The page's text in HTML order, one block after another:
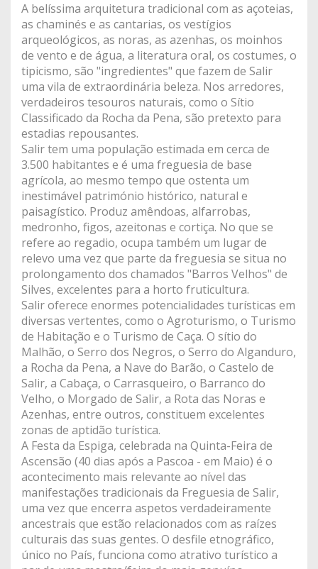
A belíssima arquitetura tradicional com as açoteias,
as chaminés e as cantarias, os vestígios
arqueológicos, as noras, as azenhas, os moinhos
de vento e de água, a literatura oral, os costumes, o
tipicismo, são "ingredientes" que fazem de Salir
uma vila de extraordinária beleza. Nos arredores,
verdadeiros tesouros naturais, como o Sítio
Classificado da Rocha da Pena, são pretexto para
estadias repousantes.
Salir tem uma população estimada em cerca de
3.500 habitantes e é uma freguesia de base
agrícola, ao mesmo tempo que ostenta um
inestimável património histórico, natural e
paisagístico. Produz amêndoas, alfarrobas,
medronho, figos, azeitonas e cortiça. No que se
refere ao regadio, ocupa também um lugar de
relevo uma vez que parte da freguesia se situa no
prolongamento dos chamados "Barros Velhos" de
Silves, excelentes para a horto fruticultura.
Salir oferece enormes potencialidades turísticas em
diversas vertentes, como o Agroturismo, o Turismo
de Habitação e o Turismo de Caça. O sítio do
Malhão, o Serro dos Negros, o Serro do Alganduro,
a Rocha da Pena, a Nave do Barão, o Castelo de
Salir, a Cabaça, o Carrasqueiro, o Barranco do
Velho, o Morgado de Salir, a Rota das Noras e
Azenhas, entre outros, constituem excelentes
zonas de aptidão turística.
A Festa da Espiga, celebrada na Quinta-Feira de
Ascensão (40 dias após a Pascoa - em Maio) é o
acontecimento mais relevante ao nível das
manifestações tradicionais da Freguesia de Salir,
uma vez que encerra aspetos verdadeiramente
ancestrais que estão relacionados com as raízes
culturais das suas gentes. O desfile etnográfico,
único no País, funciona como atrativo turístico a